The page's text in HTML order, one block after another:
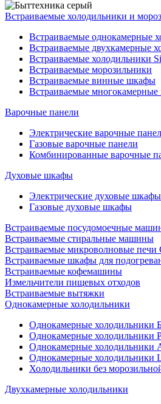
Встраиваемые холодильники и
Встраиваемые однокамерные
Встраиваемые двухкамерные
Встраиваемые холодильники
Встраиваемые морозильники
Встраиваемые винные шкафы
Встраиваемые многокамерные
Варочные панели
Электрические варочные
Газовые варочные панели
Комбинированные варочные
Духовые шкафы
Электрические духовые шкафы
Газовые духовые шкафы
Встраиваемые посудомоечные
Встраиваемые стиральные машины
Встраиваемые микроволновые
Встраиваемые шкафы для
Встраиваемые кофемашины
Измельчители пищевых отходов
Встраиваемые вытяжки
Однокамерные холодильники
Однокамерные холодильники
Однокамерные холодильники
Однокамерные холодильники
Однокамерные холодильники
Холодильники без
Двухкамерные холодильники